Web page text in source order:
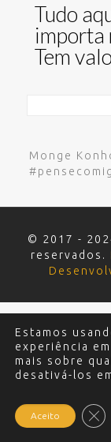
Tudo
importa
Tem
Monge
© 2017 -
reservados.
Estamos
experiência
mais sobre
desativá-los
Aceito